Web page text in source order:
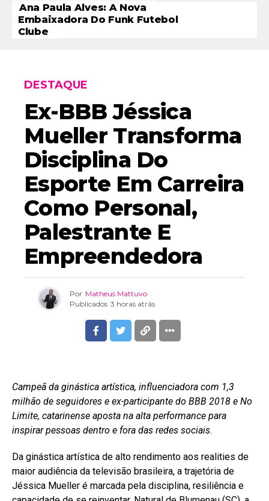
Ana Paula Alves: A Nova
Embaixadora Do Funk Futebol
Clube
DESTAQUE
Ex-BBB Jéssica
Mueller Transforma
Disciplina Do
Esporte Em Carreira
Como Personal,
Palestrante E
Empreendedora
Por Matheus Mattuvo
Publicados 3 horas atrás
Campeã da ginástica artística, influenciadora com 1,3
milhão de seguidores e ex-participante do BBB 2018 e No
Limite, catarinense aposta na alta performance para
inspirar pessoas dentro e fora das redes sociais.
Da ginástica artística de alto rendimento aos realities de
maior audiência da televisão brasileira, a trajetória de
Jéssica Mueller é marcada pela disciplina, resiliência e